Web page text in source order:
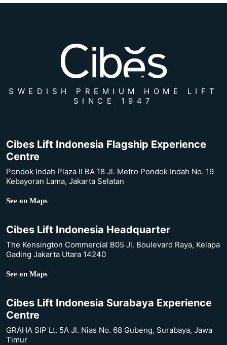
SWEDISH PREMIUM HOME LIFT
SINCE 1947
Cibes Lift Indonesia Flagship Experience
Centre
Pondok Indah Plaza II BA 18 Jl. Metro Pondok Indah No. 19
Kebayoran Lama, Jakarta Selatan
See on Maps
Cibes Lift Indonesia Headquarter
The Kensington Commercial B05 Jl. Boulevard Raya, Kelapa
Gading Jakarta Utara 14240
See on Maps
Cibes Lift Indonesia Surabaya Experience
Centre
GRAHA SIP Lt. 5A Jl. Nias No. 68 Gubeng, Surabaya, Jawa
Timur